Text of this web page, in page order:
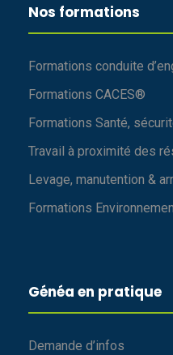
Nos formations
Formations conduite
Formations CACES®
Formations Santé,
Travail à proximité des
Levage, manutention &
Formations
Généa en pratique
Demande d’infos